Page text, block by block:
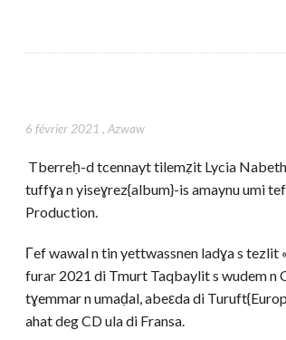
6 février 2021 ,Azwaw
Tberreḥ-d tcennayt tilemẓit Lycia
tuffɣa n yiseɣrez{album}-is amaynu umi
Production.
Γef wawal n tin yettwassnen ladɣa s
furar 2021 di Tmurt Taqbaylit s wudem n
tɣemmar n umaḍal, abeεda di
ahat deg CD ula di Fransa.